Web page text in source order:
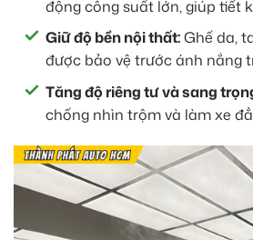
động công suất lớn, giúp tiết
Giữ độ bền nội thất:Ghế da,
được bảo vệ trước ánh nắng
Tăng độ riêng tư và sang
chống nhìn trộm và làm xe